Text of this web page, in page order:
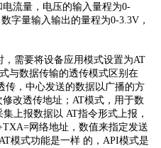
流量，电压的输入量程为0-
字量输入输出的量程为0-3.3V，
，需要将设备应用模式设置为AT
与数据传输的透传模式区别在
传，中心发送的数据以广播的方
改透传地址；AT模式，用于数
上报数据以 AT指令形式上报，
网络地址，数值来指定发送
模式功能是一样 的，API模式是